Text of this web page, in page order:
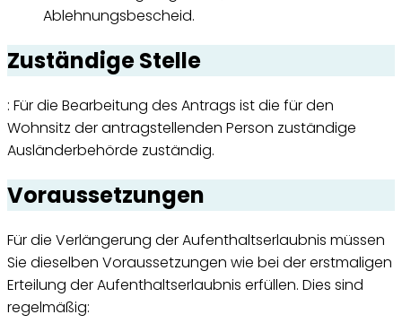
Ablehnungsbescheid.
Zuständige Stelle
: Für die Bearbeitung des Antrags ist die für den
Wohnsitz der antragstellenden Person zuständige
Ausländerbehörde zuständig.
Voraussetzungen
Für die Verlängerung der Aufenthaltserlaubnis müssen
Sie dieselben Voraussetzungen wie bei der erstmaligen
Erteilung der Aufenthaltserlaubnis erfüllen. Dies sind
regelmäßig: